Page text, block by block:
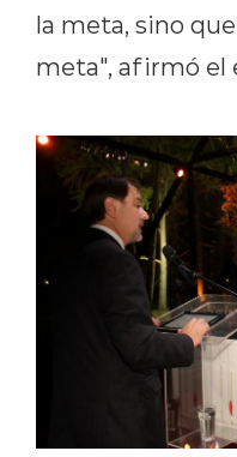
la meta, sino
meta", afirmó el